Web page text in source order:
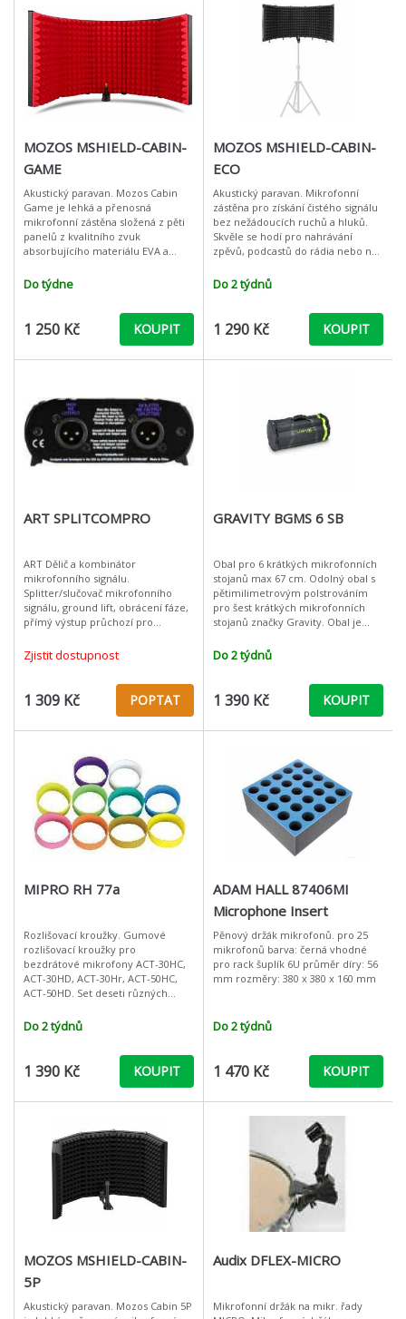
MOZOS MSHIELD-CABIN-
GAME
Akustický paravan. Mozos Cabin
Game je lehká a přenosná
mikrofonní zástěna složená z pěti
panelů z kvalitního zvuk
absorbujícího materiálu EVA a
Skvěle se hodí pro nahrávání
zpěvů, podcas
Do týdne
1 250 Kč KOUPIT
MOZOS MSHIELD-CABIN-
ECO
Akustický paravan. Mikrofonní
zástěna pro získání čistého signálu
bez nežádoucích ruchů a hluků.
Skvěle se hodí pro nahrávání
zpěvů, podcastů do rádia nebo na
Do 2 týdnů
1 290 Kč KOUPIT
ART SPLITCOMPRO
ART Dělič a kombinátor
mikrofonního signálu.
Splitter/slučovač mikrofonního
signálu, ground lift, obrácení fáze,
přímý výstup průchozí pro
výstup oddělený transformátorem
Zjistit dostupnost
1 309 Kč POPTAT
GRAVITY BGMS 6 SB
Obal pro 6 krátkých mikrofonních
stojanů max 67 cm. Odolný obal s
pětimilimetrovým polstrováním
pro šest krátkých mikrofonních
stojanů značky Gravity. Obal je
voděodolný a snadno se čistí
Do 2 týdnů
1 390 Kč KOUPIT
MIPRO RH 77a
Rozlišovací kroužky. Gumové
rozlišovací kroužky pro
bezdrátové mikrofony ACT-30HC,
ACT-30HD, ACT-30Hr, ACT-50HC,
ACT-50HD. Set deseti různých
Do 2 týdnů
1 390 Kč KOUPIT
ADAM HALL 87406MI
Microphone Insert
Pěnový držák mikrofonů. pro 25
mikrofonů barva: černá vhodné
pro rack šuplík 6U průměr díry: 56
mm rozměry: 380 x 380 x 160 mm
Do 2 týdnů
1 470 Kč KOUPIT
MOZOS MSHIELD-CABIN-
5P
Akustický paravan. Mozos Cabin 5P
Audix DFLEX-MICRO
Mikrofonní držák na mikr. řady